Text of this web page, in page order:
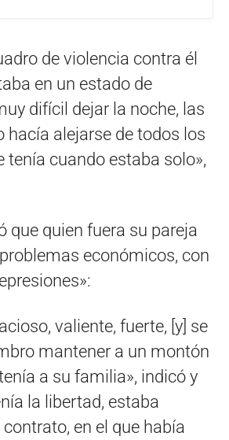
de violencia contra él
en un estado de
difícil dejar la noche, las
hacía alejarse de todos los
tenía cuando estaba solo»,
que quien fuera su pareja
económicos, con
valiente, fuerte, [y] se
mantener a un montón
a su familia», indicó y
la libertad, estaba
en el que había